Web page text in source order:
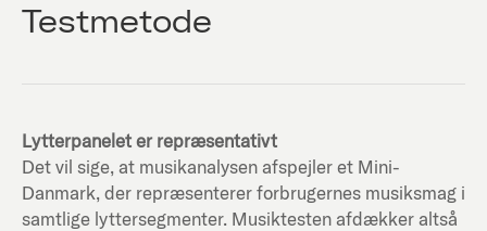
Testmetode
Lytterpanelet er repræsentativt
Det vil sige, at musikanalysen afspejler et Mini-
Danmark, der repræsenterer forbrugernes musiksmag i
samtlige lyttersegmenter. Musiktesten afdækker altså